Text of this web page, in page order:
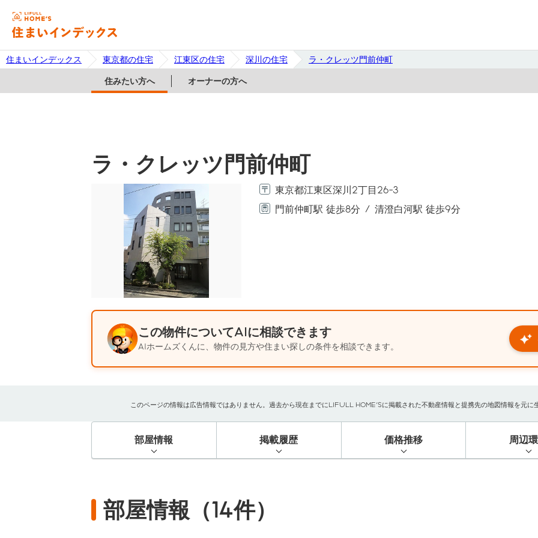
住まいインデックス 東京都の住宅 江東区の住宅 深川の住宅 ラ・クレッツ門前仲町
住みたい方へ オーナーの方へ
ラ・クレッツ門前仲町
東京都江東区深川2丁目26-3
門前仲町駅 徒歩8分
清澄白河駅 徒歩9分
この物件についてAIに相談できます
AIホームズくんに、物件の見方や住まい探しの条件を相談できます。
このページの情報は広告情報ではありません。過去から現在までにLIFULL HOME'Sに掲載された不動産情報と提携先の地図情報を元
部屋情報 掲載履歴 価格推移 周辺
部屋情報（14件）